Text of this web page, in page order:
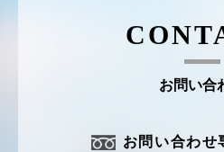
お問い合
お問い合わせ